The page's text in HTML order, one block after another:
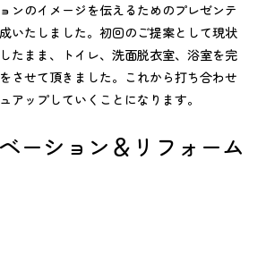
ンのイメージを伝えるためのプレゼンテ
いたしました。初回のご提案として現状
たまま、トイレ、洗面脱衣室、浴室を完
させて頂きました。これから打ち合わせ
アップしていくことになります。
ーション＆リフォーム